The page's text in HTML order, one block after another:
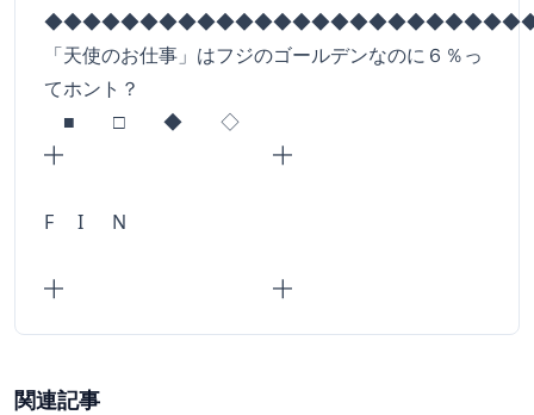
「天使のお仕事」はフジのゴールデンなのに６％っ
てホント？
■ □ ◆ ◇
╋ ╋
F I N
╋ ╋
関連記事